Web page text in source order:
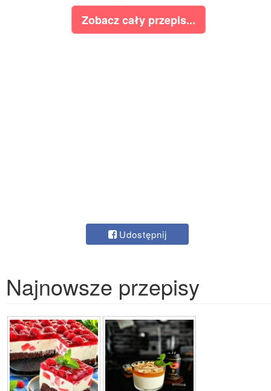
Zobacz cały przepis...
Udostępnij
Najnowsze przepisy